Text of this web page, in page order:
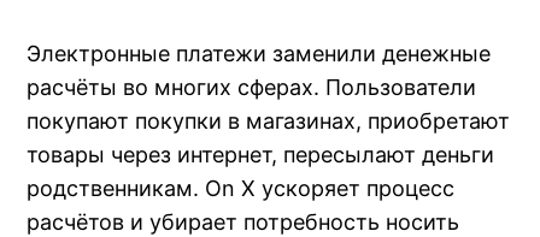
Электронные платежи заменили денежные
расчёты во многих сферах. Пользователи
покупают покупки в магазинах, приобретают
товары через интернет, пересылают деньги
родственникам. On X ускоряет процесс
расчётов и убирает потребность носить